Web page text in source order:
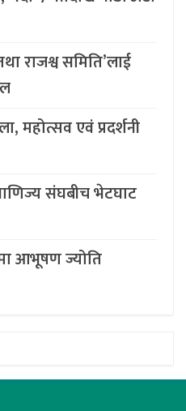
राजश्व समिति’लाई
महोत्सव एवं प्रदर्शनी
संघबीच भेटघाट
आभूषण ज्योति